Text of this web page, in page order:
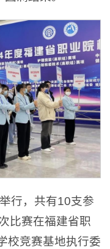
行，共有10支参
比赛在福建省职
校竞赛基地执行委